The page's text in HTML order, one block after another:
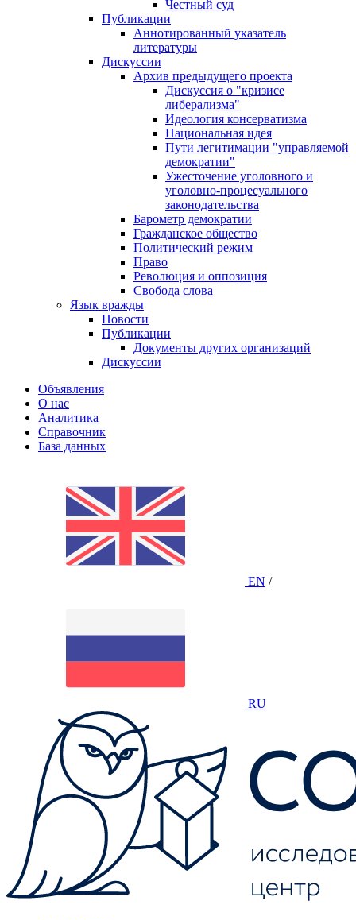
Честный суд
Публикации
Аннотированный указатель
литературы
Дискуссии
Архив предыдущего проекта
Дискуссия о "кризисе
либерализма"
Идеология консерватизма
Национальная идея
Пути легитимации "управляемой
демократии"
Ужесточение уголовного и
уголовно-процесуального
законодательства
Барометр демократии
Гражданское общество
Политический режим
Право
Революция и оппозиция
Свобода слова
Язык вражды
Новости
Публикации
Документы других организаций
Дискуссии
Объявления
О нас
Аналитика
Справочник
База данных
EN /
RU